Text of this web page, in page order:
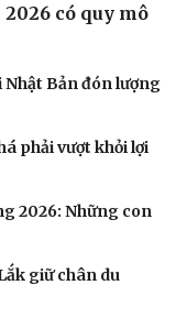
có quy mô
Bản đón lượng
phải vượt khỏi lợi
2026: Những con
giữ chân du